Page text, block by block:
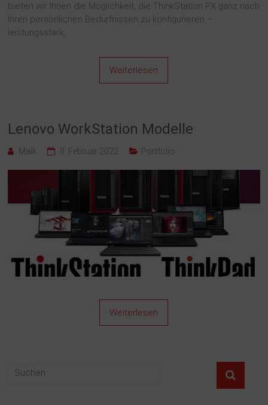
bieten wir Ihnen die Möglichkeit, die ThinkStation PX ganz nach
Ihren persönlichen Bedürfnissen zu konfigurieren –
leistungsstark,
Weiterlesen
Lenovo WorkStation Modelle
Maik 9. Februar 2022 Portfolio
Weiterlesen